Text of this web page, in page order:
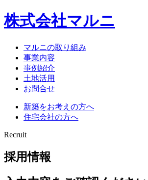
株式会社マルニ
マルニの取り組み
事業内容
事例紹介
土地活用
お問合せ
新築をお考えの方へ
住宅会社の方へ
Recruit
採用情報